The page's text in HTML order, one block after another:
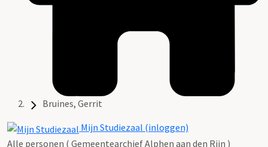
Bruines, Gerrit
Mijn Studiezaal (inloggen)
Alle personen ( Gemeentearchief Alphen aan den Rijn )